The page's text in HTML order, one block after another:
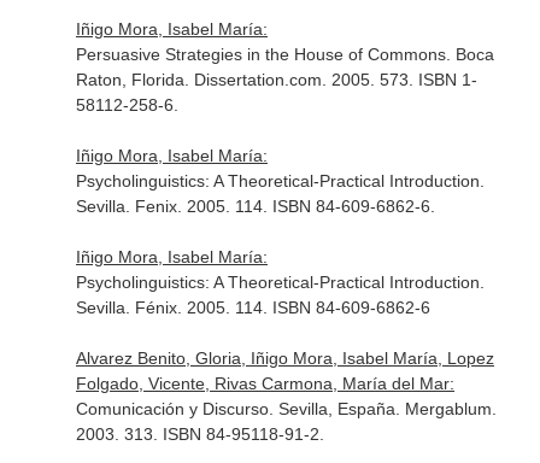
Iñigo Mora, Isabel María:
Persuasive Strategies in the House of Commons. Boca
Raton, Florida. Dissertation.com. 2005. 573. ISBN 1-
58112-258-6.
Iñigo Mora, Isabel María:
Psycholinguistics: A Theoretical-Practical Introduction.
Sevilla. Fenix. 2005. 114. ISBN 84-609-6862-6.
Iñigo Mora, Isabel María:
Psycholinguistics: A Theoretical-Practical Introduction.
Sevilla. Fénix. 2005. 114. ISBN 84-609-6862-6
Alvarez Benito, Gloria, Iñigo Mora, Isabel María, Lopez
Folgado, Vicente, Rivas Carmona, María del Mar:
Comunicación y Discurso. Sevilla, España. Mergablum.
2003. 313. ISBN 84-95118-91-2.